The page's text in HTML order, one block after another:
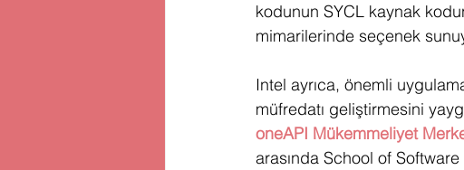
kodunun SYCL kaynak
mimarilerinde seçenek
Intel ayrıca, önemli
müfredatı geliştirmesini
oneAPI Mükemmeliyet
arasında School of